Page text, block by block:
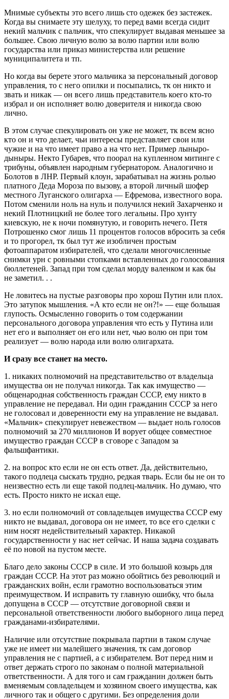
Мнимые субъекты это всего лишь сто одежек без застежек.
Когда вы снимаете эту шелуху, то перед вами всегда сидит
некий мальчик с пальчик, что спекулирует выдавая меньшее за
большее. Свою личную волю за волю партии или волю
государства или приказ министерства или решение
муниципалитета и тп.
Но когда вы берете этого мальчика за персональный договор
управления, то с него опилки и посыпались, тк он никто и
звать и никак — он всего лишь представитель коего кто-то
избрал и он исполняет волю доверителя и никогда свою
лично.
В этом случае спекулировать он уже не может, тк всем ясно
кто он и что делает, чьи интересы представляет свои или
чужие и на что имеет право а на что нет. Пример лыныро-
дыныры. Некто Губарев, что поорал на купленном митинге с
трибуны, объявлен народным губернатором. Аналогично и
Болотов в ЛНР. Первый клоун, зарабатывал на жизнь ролью
платного Деда Мороза по вызову, а второй личный шофер
местного Луганского олигарха — Ефремова, известного вора.
Потом сменили ноль на нуль и получился некий Захарченко и
некий Плотницкий не более того легальны. Про хунту
киевскую, не к ночи помянутую, и говорить нечего. Петя
Потрошенко смог лишь 11 процентов голосов вбросить за себя
и то прогорел, тк был тут же изобличен простым
фотоаппаратом избирателей, что сделали многочисленные
снимки урн с ровными стопками вставленных до голосования
бюллетеней. Запад при том сделал морду валенком и как бы
не заметил. . .
Не ловитесь на пустые разговоры про хорош Путин или плох.
Это затупок мышления. «А кто если не он?!» — еще большая
глупость. Осмысленно говорить о том содержании
персонального договора управления что есть у Путина или
нет его и выполняет он его или нет, чью волю он при том
реализует — волю народа или волю олигархата.
И сразу все станет на место.
1. никаких полномочий на представительство от владельца
имущества он не получал никогда. Так как имущество —
общенародная собственность граждан СССР, ему никто в
управление не передавал. Ни один гражданин СССР за него
не голосовал и доверенности ему на управление не выдавал.
«Мальчик» спекулирует невежеством — выдает ноль голосов
полномочий за 270 миллионов И ворует общее совместное
имущество граждан СССР в сговоре с Западом за
фальшфантики.
2. на вопрос кто если не он есть ответ. Да, действительно,
такого подлеца сыскать трудно, редкая тварь. Если бы не он то
неизвестно есть ли еще такой подлец-мальчик. Но думаю, что
есть. Просто никто не искал еще.
3. но если полномочий от совладельцев имущества СССР ему
никто не выдавал, договора он не имеет, то все его сделки с
ним носят недействительный характер. Никакой
государственности у нас нет сейчас. И наша задача создавать
её по новой на пустом месте.
Благо дело законы СССР в силе. И это большой козырь для
граждан СССР. На этот раз можно обойтись без революций и
гражданских войн, если грамотно воспользоваться этим
преимуществом. И исправить ту главную ошибку, что была
допущена в СССР — отсутствие договорной связи и
персональной ответственности любого выборного лица перед
гражданами-избирателями.
Наличие или отсутствие покрывала партии в таком случае
уже не имеет ни малейшего значения, тк сам договор
управления не с партией, а с избирателем. Вот перед ним и
ответ держать строго по законам о полной материальной
ответственности. А для того и сам гражданин должен быть
вменяемым совладельцем и хозяином своего имущества, как
личного так и общего с другими. Без определения доли